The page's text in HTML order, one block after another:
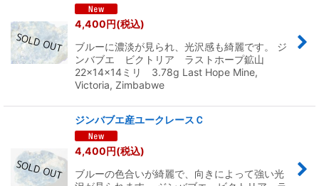
4,400円(税込)
ブルーに濃淡が見られ、光沢感も綺麗です。 ジ
ンバブエ ビクトリア ラストホープ鉱山
22×14×14ミリ 3.78g Last Hope Mine,
Victoria, Zimbabwe
ジンバブエ産ユークレースＣ
4,400円(税込)
ブルーの色合いが綺麗で、向きによって強い光